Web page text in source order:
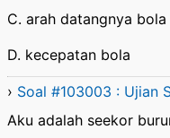
C. arah datangnya bola
D. kecepatan bola
› Soal #103003 : Ujian
Aku adalah seekor